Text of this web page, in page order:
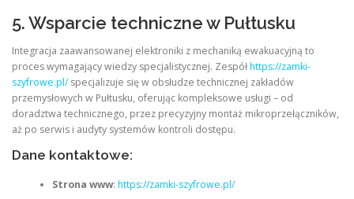
5. Wsparcie techniczne w Pułtusku
Integracja zaawansowanej elektroniki z mechaniką ewakuacyjną to
proces wymagający wiedzy specjalistycznej. Zespółhttps://zamki-
szyfrowe.pl/specjalizuje się w obsłudze technicznej zakładów
przemysłowych w Pułtusku, oferując kompleksowe usługi – od
doradztwa technicznego, przez precyzyjny montaż mikroprzełączników,
aż po serwis i audyty systemów kontroli dostępu.
Dane kontaktowe:
Strona www: https://zamki-szyfrowe.pl/